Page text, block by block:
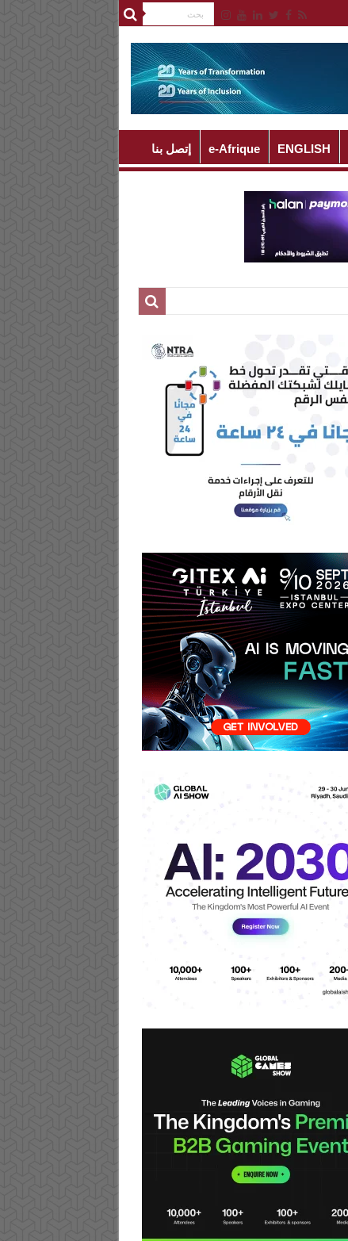
ENGLISH
e-Afrique إتصل بنا